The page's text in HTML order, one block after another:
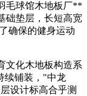
毛球馆木地板厂**
础垫层，长短高宽
确保的健身运动
文化木地板构造系
续铺装，"中龙
设计标高合乎测